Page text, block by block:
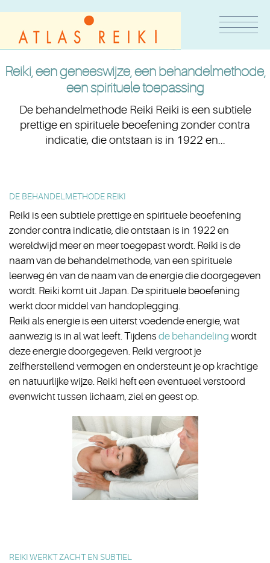
Reiki, een geneeswijze, een behandelmethode,
een spirituele toepassing
De behandelmethode Reiki Reiki is een subtiele
prettige en spirituele beoefening zonder contra
indicatie, die ontstaan is in 1922 en...
DE BEHANDELMETHODE REIKI
Reiki is een subtiele prettige en spirituele beoefening
zonder contra indicatie, die ontstaan is in 1922 en
wereldwijd meer en meer toegepast wordt. Reiki is de
naam van de behandelmethode, van een spirituele
leerweg én van de naam van de energie die doorgegeven
wordt. Reiki komt uit Japan. De spirituele beoefening
werkt door middel van handoplegging.
Reiki als energie is een uiterst voedende energie, wat
aanwezig is in al wat leeft. Tijdens de behandeling wordt
deze energie doorgegeven. Reiki vergroot je
zelfherstellend vermogen en ondersteunt je op krachtige
en natuurlijke wijze. Reiki heft een eventueel verstoord
evenwicht tussen lichaam, ziel en geest op.
REIKI WERKT ZACHT EN SUBTIEL